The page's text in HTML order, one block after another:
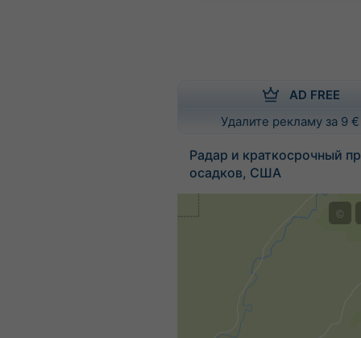
AD FREE
Удалите рекламу за 9 €
Радар и краткосрочный
осадков, США
©